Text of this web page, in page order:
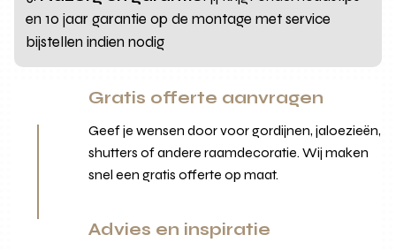
en 10 jaar garantie op de montage met service
bijstellen indien nodig
Gratis offerte aanvragen
Geef je wensen door voor gordijnen, jaloezieën,
shutters of andere raamdecoratie. Wij maken
snel een gratis offerte op maat.
Advies en inspiratie